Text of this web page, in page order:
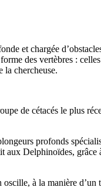
et chargée
des vertèbres :
la chercheuse.
de cétacés le plus
profonds
Delphinoïdes,
à la manière d’un